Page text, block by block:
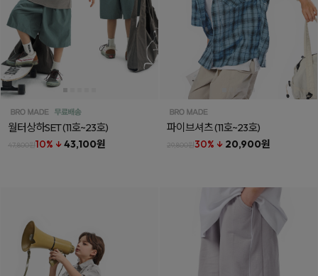
월터상하SET(11호~23호)
47,800원10% ↓ 43,100원
파이브셔츠(11호~23호)
29,800원30% ↓ 20,900원